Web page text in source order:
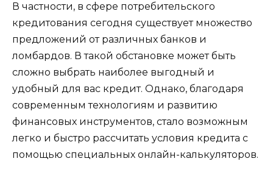
В частности, в сфере потребительского
кредитования сегодня существует множество
предложений от различных банков и
ломбардов. В такой обстановке может быть
сложно выбрать наиболее выгодный и
удобный для вас кредит. Однако, благодаря
современным технологиям и развитию
финансовых инструментов, стало возможным
легко и быстро рассчитать условия кредита с
помощью специальных онлайн-калькуляторов.